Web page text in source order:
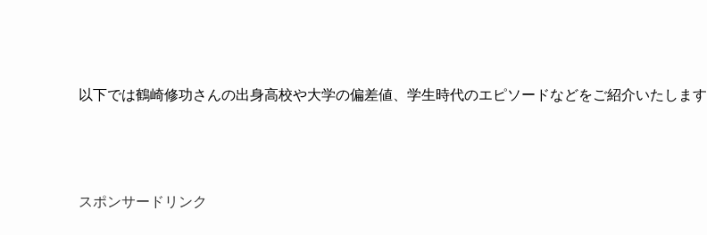
以下では鶴崎修功さんの出身高校や大学の偏差値、学生時代のエピソードなどをご紹介いたします
スポンサードリンク